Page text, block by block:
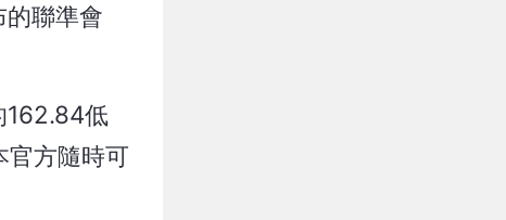
聯準會
162.84低
官方隨時可